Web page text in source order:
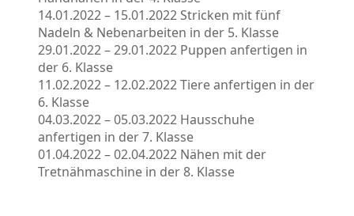
14.01.2022 – 15.01.2022 Stricken mit fünf
Nadeln & Nebenarbeiten in der 5. Klasse
29.01.2022 – 29.01.2022 Puppen anfertigen in
der 6. Klasse
11.02.2022 – 12.02.2022 Tiere anfertigen in der
6. Klasse
04.03.2022 – 05.03.2022 Hausschuhe
anfertigen in der 7. Klasse
01.04.2022 – 02.04.2022 Nähen mit der
Tretnähmaschine in der 8. Klasse